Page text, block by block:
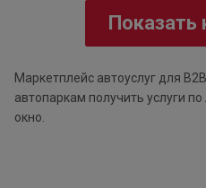
Показать
Маркетплейс автоуслуг для
автопаркам получить услуги
окно.